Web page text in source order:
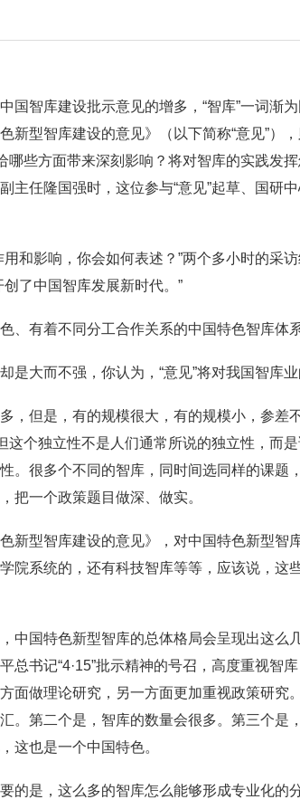
国智库建设批示意见的增多，“智库”一词渐
新型智库建设的意见》（以下简称“意见”）
哪些方面带来深刻影响？将对智库的实践发
主任隆国强时，这位参与“意见”起草、国研
和影响，你会如何表述？”两个多小时的采
了中国智库发展新时代。”
、有着不同分工合作关系的中国特色智库体
是大而不强，你认为，“意见”将对我国智库
，但是，有的规模很大，有的规模小，参差
这个独立性不是人们通常所说的独立性，而
。很多个不同的智库，同时间选同样的课题
把一个政策题目做深、做实。
新型智库建设的意见》，对中国特色新型智
院系统的，还有科技智库等等，应该说，这
中国特色新型智库的总体格局会呈现出这么
总书记“4·15”批示精神的号召，高度重视智
面做理论研究，另一方面更加重视政策研究
。第二个是，智库的数量会很多。第三个是
这也是一个中国特色。
的是，这么多的智库怎么能够形成专业化的